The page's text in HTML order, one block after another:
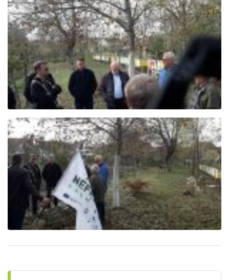
navigation